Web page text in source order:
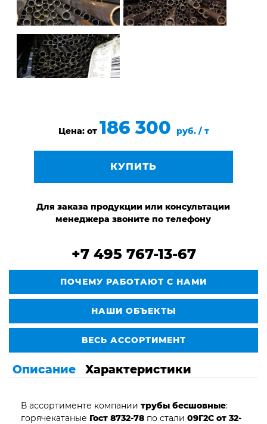
Цена: от 186 300 руб. / т
КУПИТЬ
Для заказа продукции или консультации
менеджера звоните по телефону
+7 495 767-13-67
ПОЧЕМУ РАБОТАЮТ С НАМИ
НАШИ ОБЪЕКТЫ
ВЕСЬ АССОРТИМЕНТ
Описание Характеристики
В ассортименте компании трубы бесшовные:
горячекатаные Гост 8732-78 по стали 09Г2С от 32-